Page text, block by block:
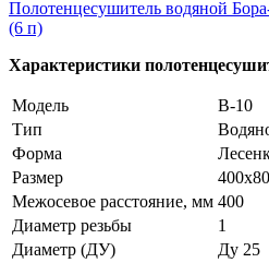
Полотенцесушитель водяной
(6 п)
Характеристики
Модель
В-10
Тип
Форма
Размер
Межосевое расстояние, мм 400
Диаметр резьбы
1
Диаметр (ДУ)
Ду 25